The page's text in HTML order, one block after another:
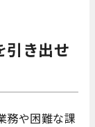
引き出せ
務や困難な課